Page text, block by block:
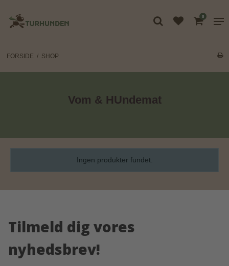
0
FORSIDE / SHOP
Vom & HUndemat
Ingen produkter fundet.
Tilmeld dig vores
nyhedsbrev!